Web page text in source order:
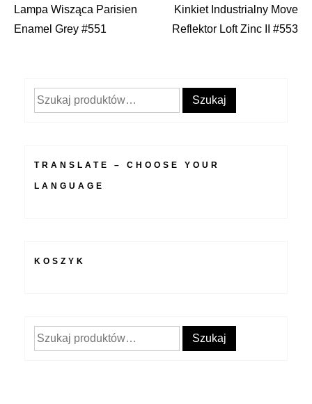
Nawigacja
Lampa Wisząca Parisien
Enamel Grey #551
Kinkiet Industrialny Move
Reflektor Loft Zinc II #553
Szukaj: Szukaj
TRANSLATE – CHOOSE YOUR
LANGUAGE
KOSZYK
Szukaj: Szukaj